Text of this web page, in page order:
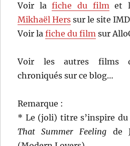
Voir lafiche du film et
Mikhaël Hers sur le site
Voir lafiche du film sur
Voir les autres
chroniqués sur ce blog…
Remarque :
* Le (joli) titre s’inspire
That Summer Feeling de